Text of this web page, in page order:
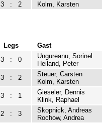
3 : 2 Kolm, Karsten
Legs
Gast
3 : 0
Ungureanu, Sorinel
Heiland, Peter
3 : 2
Steuer, Carsten
Kolm, Karsten
3 : 1
Gieseler, Dennis
Klink, Raphael
2 : 3
Skopnick, Andreas
Rochow, Andrea